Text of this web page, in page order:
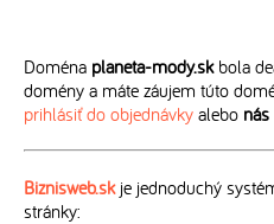
Doména planeta-mody.skbola
domény a máte záujem túto
prihlásiť do objednávky alebo
Biznisweb.skje jednoduchý
stránky: